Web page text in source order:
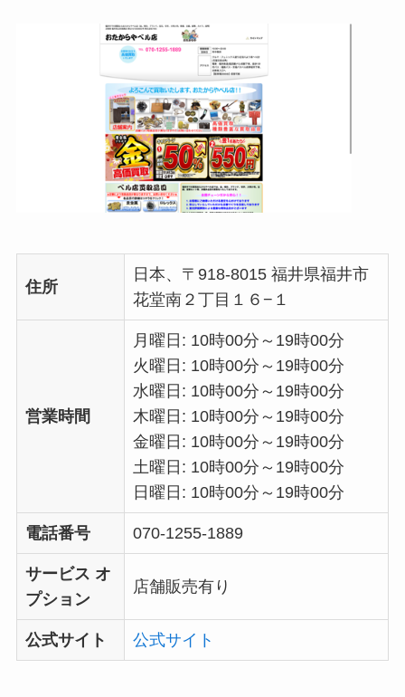
住所
日本、〒918-8015 福井県福井市
花堂南２丁目１６−１
営業時間
月曜日: 10時00分～19時00分
火曜日: 10時00分～19時00分
水曜日: 10時00分～19時00分
木曜日: 10時00分～19時00分
金曜日: 10時00分～19時00分
土曜日: 10時00分～19時00分
日曜日: 10時00分～19時00分
電話番号 070-1255-1889
サービス オ
プション
店舗販売有り
公式サイト 公式サイト